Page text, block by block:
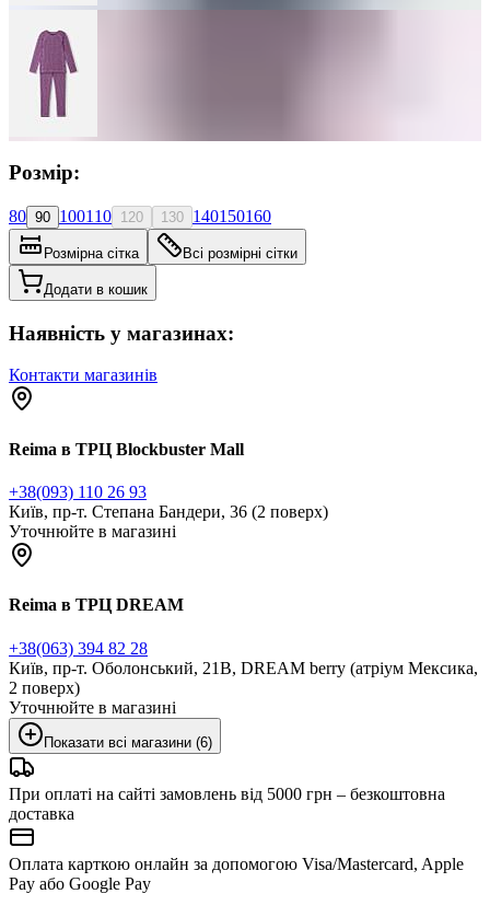
Розмір:
80 90 100110 120 130 140150160
Розмірна сітка Всі розмірні сітки
Додати в кошик
Наявність у магазинах:
Контакти магазинів
Reima в ТРЦ Blockbuster Mall
+38(093) 110 26 93
Київ, пр-т. Степана Бандери, 36 (2 поверх)
Уточнюйте в магазині
Reima в ТРЦ DREAM
+38(063) 394 82 28
Київ, пр-т. Оболонський, 21В, DREAM berry (атріум Мексика,
2 поверх)
Уточнюйте в магазині
Показати всі магазини (6)
При оплаті на сайті замовлень від 5000 грн – безкоштовна
доставка
Оплата карткою онлайн за допомогою Visa/Mastercard, Apple
Pay або Google Pay